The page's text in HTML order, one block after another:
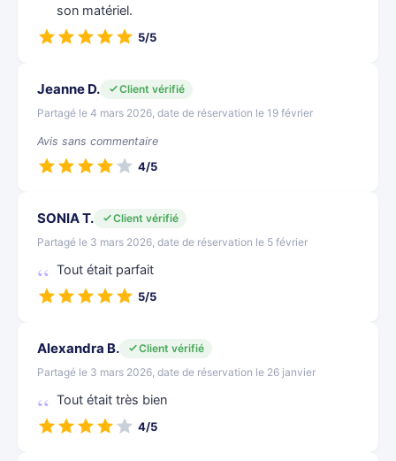
son matériel.
5/5
Jeanne D.
Client vérifié
Partagé le 4 mars 2026, date de réservation le 19 février
Avis sans commentaire
4/5
SONIA T.
Client vérifié
Partagé le 3 mars 2026, date de réservation le 5 février
Tout était parfait
5/5
Alexandra B.
Client vérifié
Partagé le 3 mars 2026, date de réservation le 26 janvier
Tout était très bien
4/5